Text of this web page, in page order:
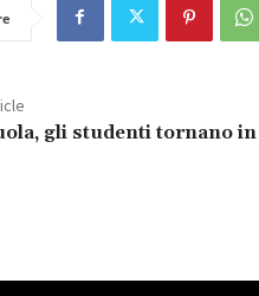
gli studenti tornano in